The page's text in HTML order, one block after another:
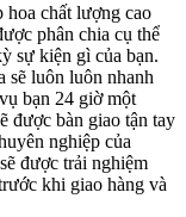
hoa chất lượng cao
phân chia cụ thể
sự kiện gì của bạn.
sẽ luôn luôn nhanh
bạn 24 giờ một
được bàn giao tận tay
nghiệp của
được trải nghiệm
khi giao hàng và